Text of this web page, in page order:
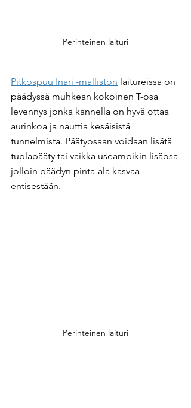
Perinteinen laituri
Pitkospuu Inari -malliston laitureissa on
päädyssä muhkean kokoinen T-osa
levennys jonka kannella on hyvä ottaa
aurinkoa ja nauttia kesäisistä
tunnelmista. Päätyosaan voidaan lisätä
tuplapääty tai vaikka useampikin lisäosa
jolloin päädyn pinta-ala kasvaa
entisestään.
Perinteinen laituri